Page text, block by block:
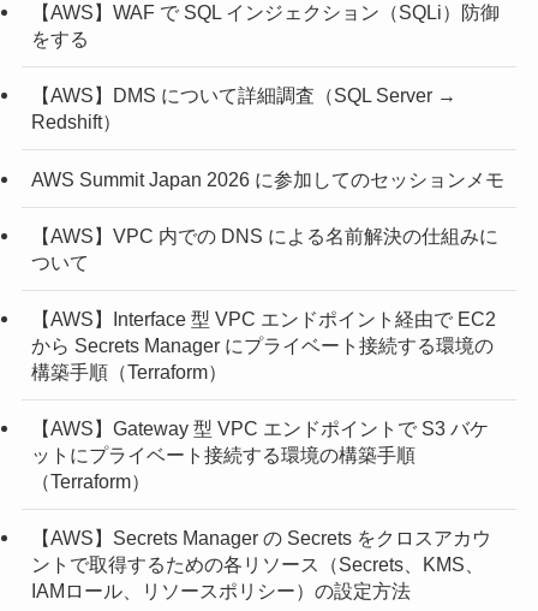
【AWS】WAF で SQL インジェクション（SQLi）防御
をする
【AWS】DMS について詳細調査（SQL Server →
Redshift）
AWS Summit Japan 2026 に参加してのセッションメモ
【AWS】VPC 内での DNS による名前解決の仕組みに
ついて
【AWS】Interface 型 VPC エンドポイント経由で EC2
から Secrets Manager にプライベート接続する環境の
構築手順（Terraform）
【AWS】Gateway 型 VPC エンドポイントで S3 バケ
ットにプライベート接続する環境の構築手順
（Terraform）
【AWS】Secrets Manager の Secrets をクロスアカウ
ントで取得するための各リソース（Secrets、KMS、
IAMロール、リソースポリシー）の設定方法